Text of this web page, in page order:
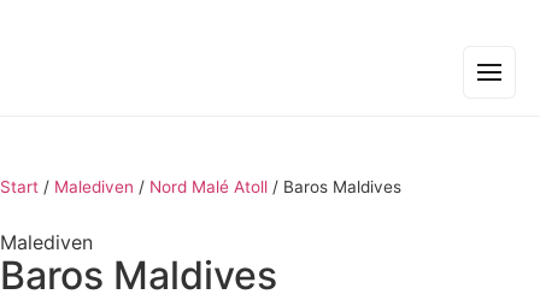
Start / Malediven / Nord Malé Atoll / Baros Maldives
Malediven
Baros Maldives